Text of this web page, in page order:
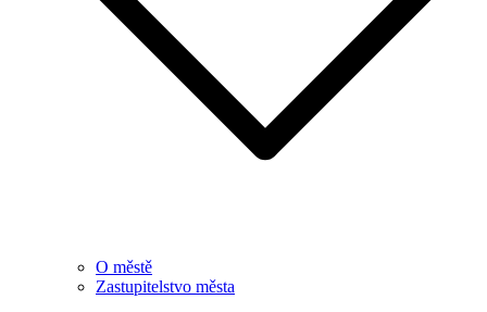
O městě
Zastupitelstvo města